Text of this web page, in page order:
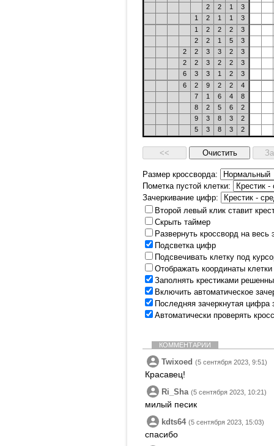
2
2 1
3
1
2 1 1
3
1
2 2 2
3
2
2 1 5
3
2
2 3 3 2
3
2
2 3 2 2
3
6
3 3 1 2
3
6
2 9 2 2
4
7
1 6 4
8
8
2 5 6
2
9
3 8 3
2
5
3 8 3 2
Размер кроссворда:
Пометка пустой клетки:
Зачеркивание цифр:
Второй левый клик ставит
Скрыть таймер
Развернуть кроссворд на
Подсветка цифр
Подсвечивать клетку под
Отображать координаты
Заполнять крестиками
Включить автоматическое
Последняя зачеркнутая цифра
Автоматически проверять
КОММЕНТАРИИ
Twixoed (5 сентября 2023, 9:51)
Красавец!
Ri_Sha (5 сентября 2023, 10:21)
милый песик
kdts64 (5 сентября 2023, 15:03)
спасибо